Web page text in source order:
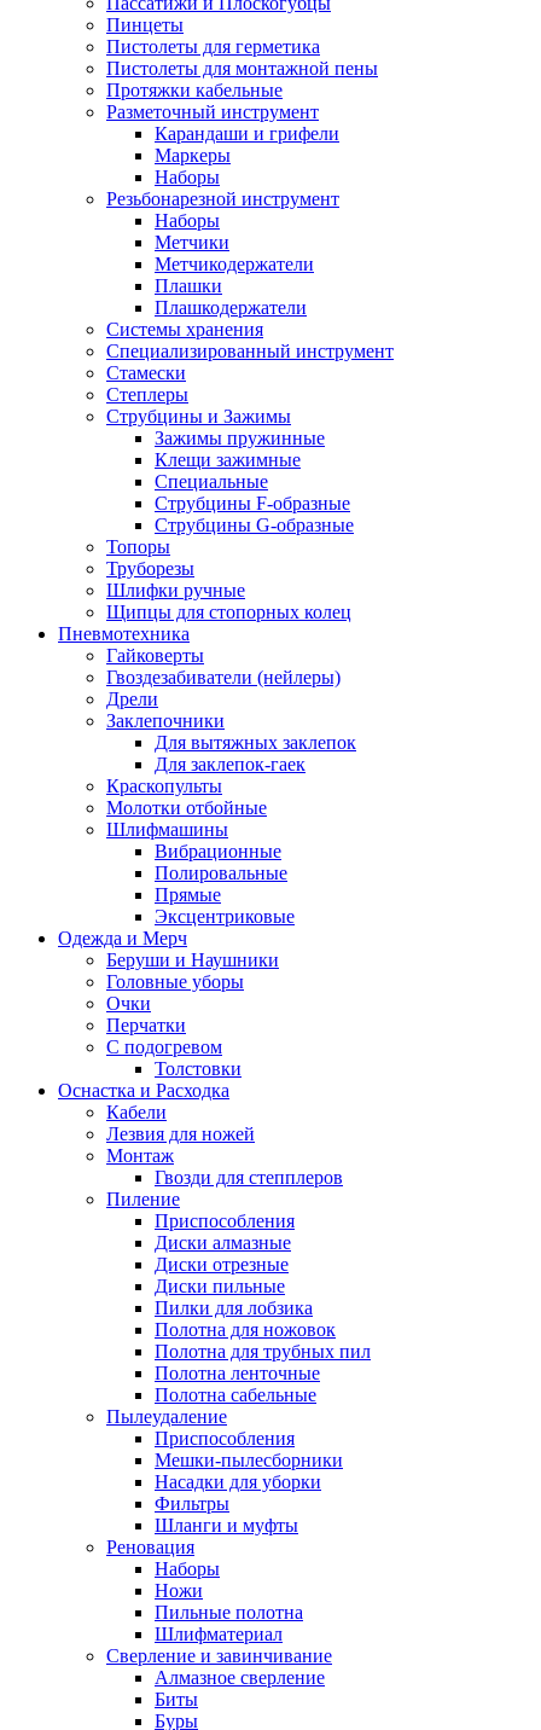
Пинцеты
Пистолеты для герметика
Пистолеты для монтажной пены
Протяжки кабельные
Разметочный инструмент
Карандаши и грифели
Маркеры
Наборы
Резьбонарезной инструмент
Наборы
Метчики
Метчикодержатели
Плашки
Плашкодержатели
Системы хранения
Специализированный инструмент
Стамески
Степлеры
Струбцины и Зажимы
Зажимы пружинные
Клещи зажимные
Специальные
Струбцины F-образные
Струбцины G-образные
Топоры
Труборезы
Шлифки ручные
Щипцы для стопорных колец
Пневмотехника
Гайковерты
Гвоздезабиватели (нейлеры)
Дрели
Заклепочники
Для вытяжных заклепок
Для заклепок-гаек
Краскопульты
Молотки отбойные
Шлифмашины
Вибрационные
Полировальные
Прямые
Эксцентриковые
Одежда и Мерч
Беруши и Наушники
Головные уборы
Очки
Перчатки
С подогревом
Толстовки
Оснастка и Расходка
Кабели
Лезвия для ножей
Монтаж
Гвозди для степплеров
Пиление
Приспособления
Диски алмазные
Диски отрезные
Диски пильные
Пилки для лобзика
Полотна для ножовок
Полотна для трубных пил
Полотна ленточные
Полотна сабельные
Пылеудаление
Приспособления
Мешки-пылесборники
Насадки для уборки
Фильтры
Шланги и муфты
Реновация
Наборы
Ножи
Пильные полотна
Шлифматериал
Сверление и завинчивание
Алмазное сверление
Биты
Буры